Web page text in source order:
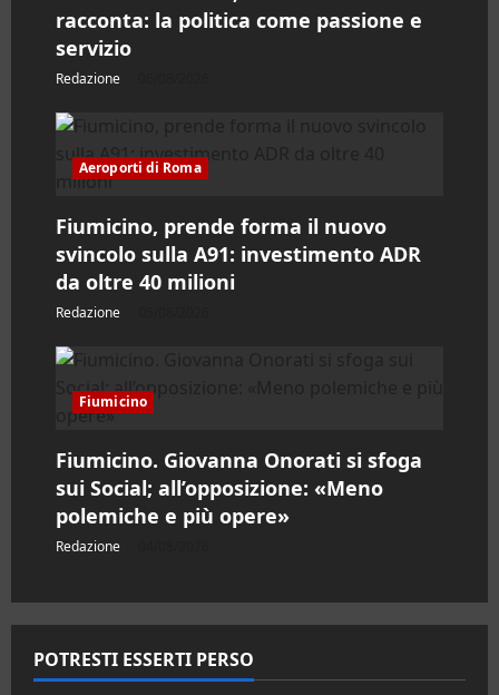
r
t
i
l
o
racconta: la politica come passione e
servizio
Redazione
Aeroporti di Roma
Fiumicino, prende forma il nuovo
svincolo sulla A91: investimento ADR
da oltre 40 milioni
Redazione
Fiumicino
Fiumicino. Giovanna Onorati si sfoga
sui Social; all’opposizione: «Meno
polemiche e più opere»
Redazione
POTRESTI ESSERTI PERSO